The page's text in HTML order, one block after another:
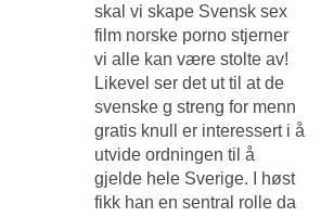
skal vi skape Svensk sex
film norske porno stjerner
vi alle kan være stolte av!
Likevel ser det ut til at de
svenske g streng for menn
gratis knull er interessert i å
utvide ordningen til å
gjelde hele Sverige. I høst
fikk han en sentral rolle da